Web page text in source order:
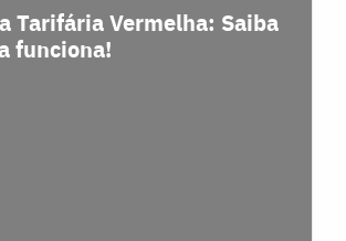
Tarifária Vermelha: Saiba
funciona!